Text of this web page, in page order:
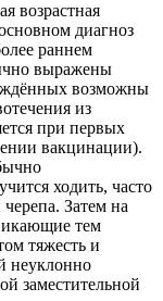
возрастная
диагноз
раннем
выражены
возможны
из
при первых
вакцинации).
ходить, часто
Затем на
тем
тяжесть и
неуклонно
заместительной